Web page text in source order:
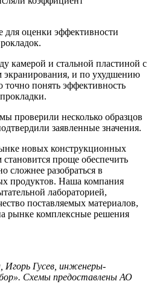
для оценки эффективности
камерой и стальной пластиной с
и по ухудшению
понять эффективность
проверили несколько образцов
заявленные значения.
новых конструкционных
становится проще обеспечить
сложнее разобраться в
продуктов. Наша компания
лабораторией,
поставляемых материалов,
рынке комплексные решения
Гусев, инженеры-
Схемы предоставлены АО